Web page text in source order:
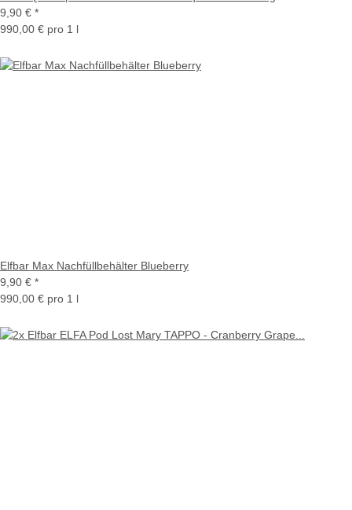
9,90 € *
990,00 € pro 1 l
Elfbar Max Nachfüllbehälter Blueberry
9,90 € *
990,00 € pro 1 l